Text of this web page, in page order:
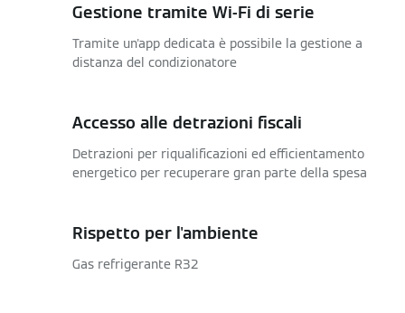
Gestione tramite Wi-Fi di serie
Tramite un'app dedicata è possibile la gestione a
distanza del condizionatore
Accesso alle detrazioni fiscali
Detrazioni per riqualificazioni ed efficientamento
energetico per recuperare gran parte della spesa
Rispetto per l'ambiente
Gas refrigerante R32